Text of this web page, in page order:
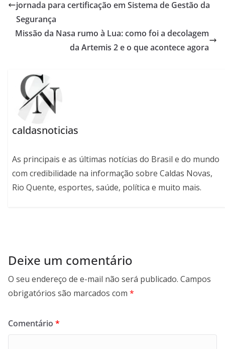
jornada para certificação em Sistema de Gestão da
Segurança
Missão da Nasa rumo à Lua: como foi a decolagem
da Artemis 2 e o que acontece agora
caldasnoticias
As principais e as últimas notícias do Brasil e do mundo
com credibilidade na informação sobre Caldas Novas,
Rio Quente, esportes, saúde, política e muito mais.
Deixe um comentário
O seu endereço de e-mail não será publicado. Campos
obrigatórios são marcados com *
Comentário *